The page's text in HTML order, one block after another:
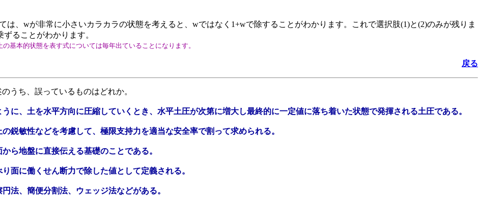
は、wが非常に小さいカラカラの状態を考えると、wではなく1+wで除することがわかります。これで選択肢(1)と(2)のみが残りま
ることがわかります。
基本的状態を表す式については毎年出ていることになります。
戻る
うち、誤っているものはどれか。
に、土を水平方向に圧縮していくとき、水平土圧が次第に増大し最終的に一定値に落ち着いた状態で発揮される土圧である。
鋭敏性などを考慮して、極限支持力を適当な安全率で割って求められる。
ら地盤に直接伝える基礎のことである。
面に働くせん断力で除した値として定義される。
法、簡便分割法、ウェッジ法などがある。